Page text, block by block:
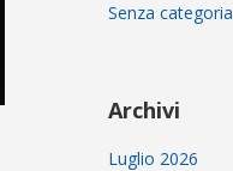
Senza categoria
Archivi
Luglio 2026